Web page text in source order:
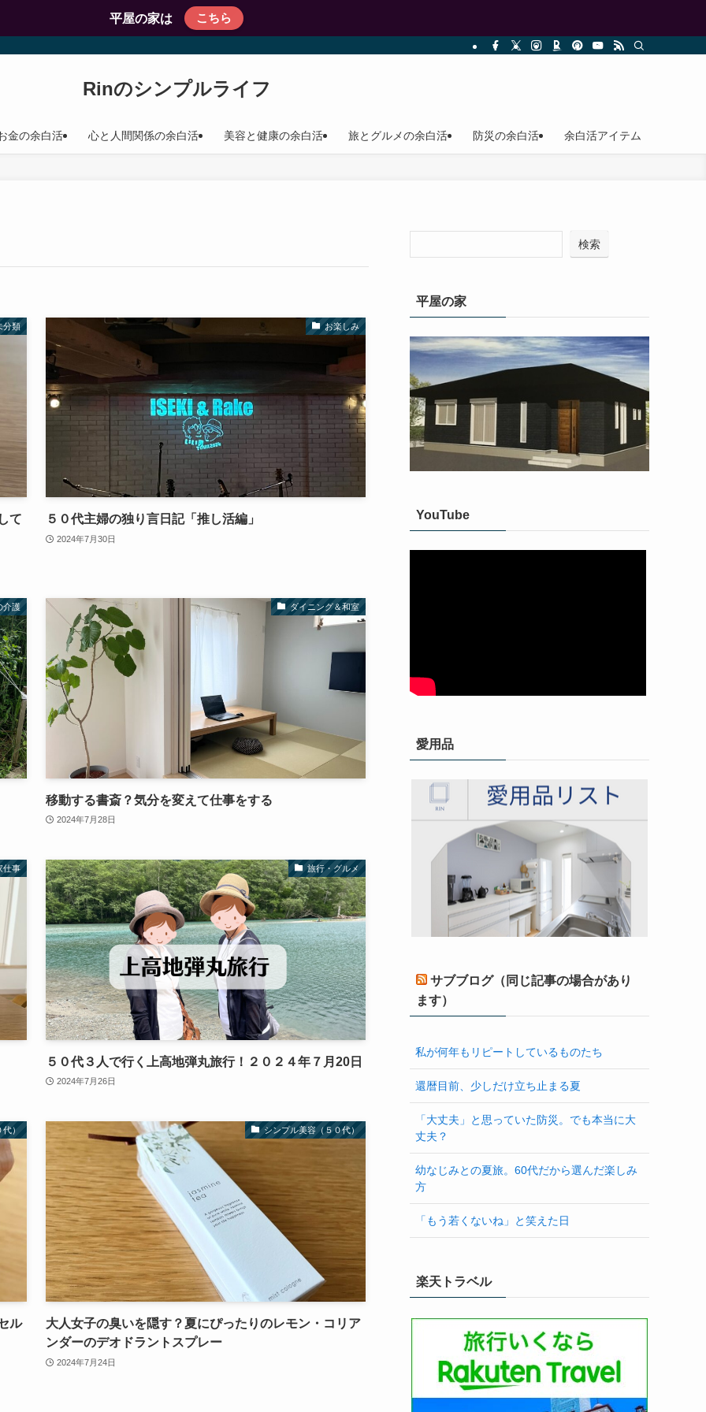
平屋の家は こちら
Rinのシンプルライフ
金の余白活 心と人間関係の余白活 美容と健康の余白活 旅とグルメの余白活 防災の余白活 余白活アイテム
分類
て
お楽しみ
５０代主婦の独り言日記「推し活編」
2024年7月30日
介護 ダイニング＆和室
移動する書斎？気分を変えて仕事をする
2024年7月28日
仕事 旅行・グルメ
５０代３人で行く上高地弾丸旅行！２０２４年７月20日
2024年7月26日
）
ル
シンプル美容（５０代）
大人女子の臭いを隠す？夏にぴったりのレモン・コリア
ンダーのデオドラントスプレー
2024年7月24日
検索
平屋の家
YouTube
愛用品
サブブログ（同じ記事の場合があり
ます）
私が何年もリピートしているものたち
還暦目前、少しだけ立ち止まる夏
「大丈夫」と思っていた防災。でも本当に大
丈夫？
幼なじみとの夏旅。60代だから選んだ楽しみ
方
「もう若くないね」と笑えた日
楽天トラベル